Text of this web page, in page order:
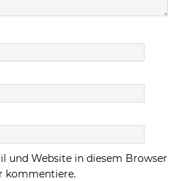
und Website in diesem Browser
kommentiere.